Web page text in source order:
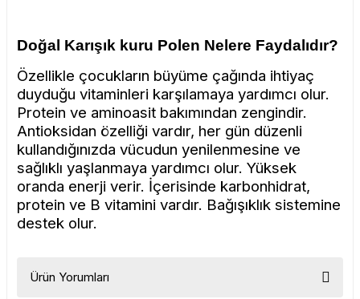
Doğal Karışık kuru Polen Nelere Faydalıdır?
Özellikle çocukların büyüme çağında ihtiyaç
duyduğu vitaminleri karşılamaya yardımcı olur.
Protein ve aminoasit bakımından zengindir.
Antioksidan özelliği vardır, her gün düzenli
kullandığınızda vücudun yenilenmesine ve
sağlıklı yaşlanmaya yardımcı olur. Yüksek
oranda enerji verir. İçerisinde karbonhidrat,
protein ve B vitamini vardır. Bağışıklık sistemine
destek olur.
Ürün Yorumları